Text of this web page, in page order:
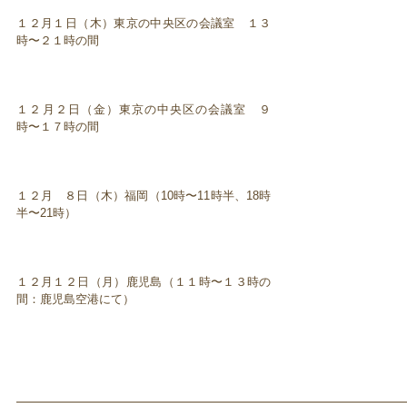
１２月１日（木）東京の中央区の会議室 １３
時〜２１時の間
１２月２日（金）東京の中央区の会議室 ９
時〜１７時の間
１２月 ８日（木）福岡（10時〜11時半、18時
半〜21時）
１２月１２日（月）鹿児島（１１時〜１３時の
間：鹿児島空港にて）